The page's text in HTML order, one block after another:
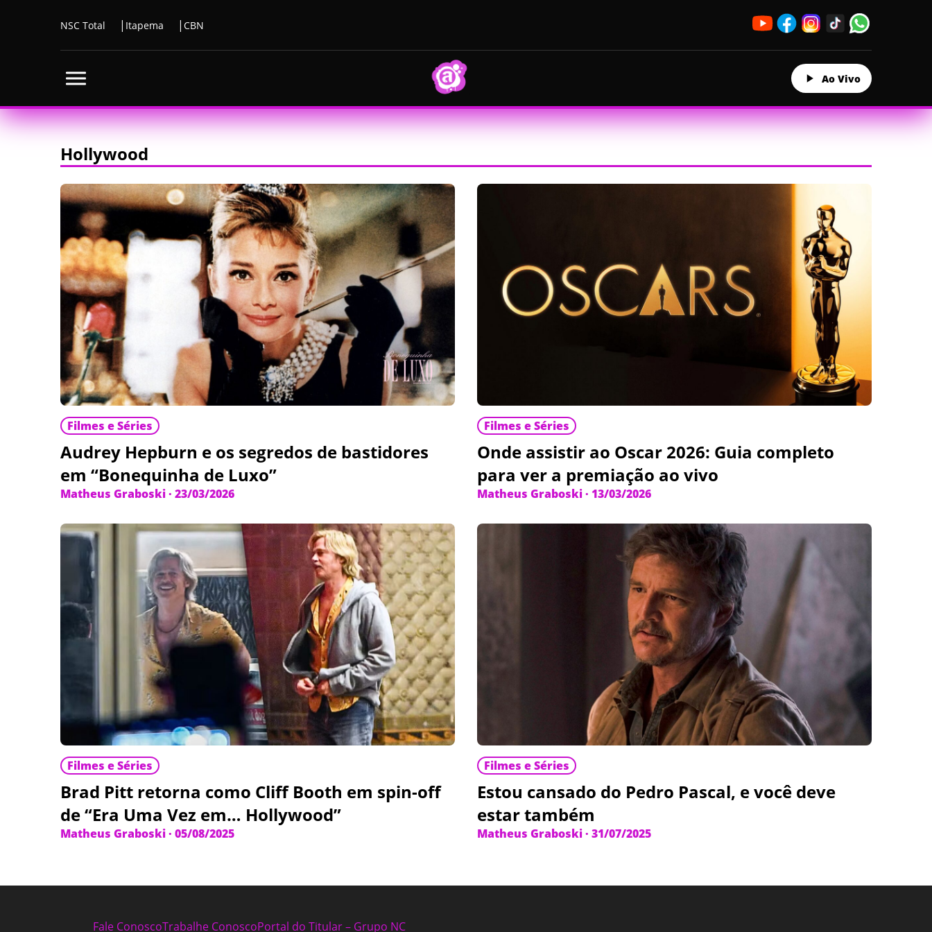
NSC Total Itapema CBN
Ao Vivo
Hollywood
Filmes e Séries
Audrey Hepburn e os segredos de bastidores
em “Bonequinha de Luxo”
Matheus Graboski· 23/03/2026
Filmes e Séries
Onde assistir ao Oscar 2026: Guia completo
para ver a premiação ao vivo
Matheus Graboski· 13/03/2026
Filmes e Séries
Brad Pitt retorna como Cliff Booth em spin-off
de “Era Uma Vez em… Hollywood”
Matheus Graboski· 05/08/2025
Filmes e Séries
Estou cansado do Pedro Pascal, e você deve
estar também
Matheus Graboski· 31/07/2025
Fale ConoscoTrabalhe ConoscoPortal do Titular – Grupo NC